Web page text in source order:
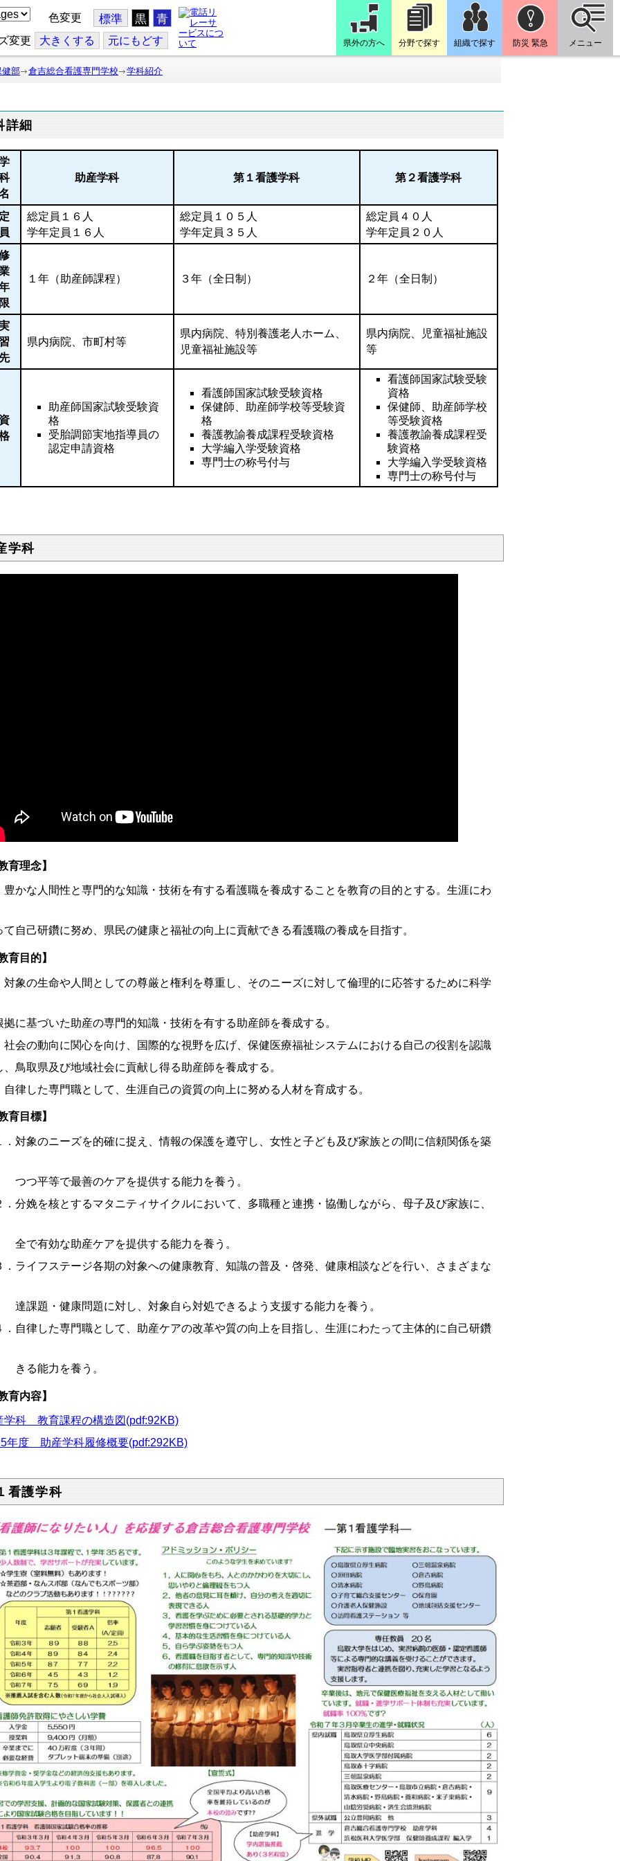
色変更 標準 黒 青
変更 大きくする 元にもどす 県外の方へ 分野で探す 組織で探す 防災 緊急 メニュー
健部 倉吉総合看護専門学校 学科紹介
詳細
助産学科 第１看護学科 第２看護学科
定
員
総定員１６人
学年定員１６人
総定員１０５人
学年定員３５人
総定員４０人
学年定員２０人
限
１年（助産師課程） ３年（全日制） ２年（全日制）
県内病院、市町村等
県内病院、特別養護老人ホーム、
児童福祉施設等
県内病院、児童福祉施設
等
資
助産師国家試験受験資
格
受胎調節実地指導員の
認定申請資格
看護師国家試験受験資格
保健師、助産師学校等受験資
格
養護教諭養成課程受験資格
大学編入学受験資格
専門士の称号付与
看護師国家試験受験
資格
保健師、助産師学校
等受験資格
養護教諭養成課程受
験資格
大学編入学受験資格
専門士の称号付与
学科
育理念】
な人間性と専門的な知識・技術を有する看護職を養成することを教育の目的とする。生涯にわ
自己研鑽に努め、県民の健康と福祉の向上に貢献できる看護職の養成を目指す。
育目的】
の生命や人間としての尊厳と権利を尊重し、そのニーズに対して倫理的に応答するために科学
に基づいた助産の専門的知識・技術を有する助産師を養成する。
の動向に関心を向け、国際的な視野を広げ、保健医療福祉システムにおける自己の役割を認識
鳥取県及び地域社会に貢献し得る助産師を養成する。
した専門職として、生涯自己の資質の向上に努める人材を育成する。
育目標】
対象のニーズを的確に捉え、情報の保護を遵守し、女性と子ども及び家族との間に信頼関係を築
平等で最善のケアを提供する能力を養う。
分娩を核とするマタニティサイクルにおいて、多職種と連携・協働しながら、母子及び家族に、
有効な助産ケアを提供する能力を養う。
ライフステージ各期の対象への健康教育、知識の普及・啓発、健康相談などを行い、さまざまな
題・健康問題に対し、対象自ら対処できるよう支援する能力を養う。
自律した専門職として、助産ケアの改革や質の向上を目指し、生涯にわたって主体的に自己研鑽
能力を養う。
育内容】
学科 教育課程の構造図(pdf:92KB)
年度 助産学科履修概要(pdf:292KB)
看護学科